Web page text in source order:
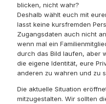
blicken, nicht wahr?
Deshalb wählt euch mit
lasst keine kursfremden
Zugangsdaten auch nicht
wenn mal ein
durch das Bild laufen, aber
die eigene Identität, eure
anderen zu wahren und zu
Die aktuelle Situation
mitzugestalten. Wir sollten